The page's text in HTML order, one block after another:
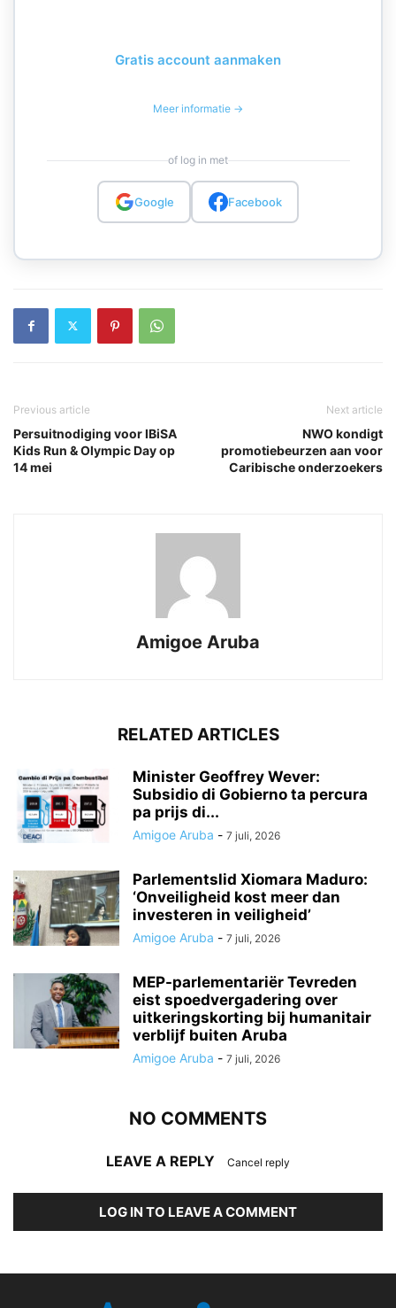
Gratis account aanmaken
Meer informatie →
of log in met
Google Facebook
Previous article
Persuitnodiging voor IBiSA
Kids Run & Olympic Day op
14 mei
Next article
NWO kondigt
promotiebeurzen aan voor
Caribische onderzoekers
Amigoe Aruba
RELATED ARTICLES
Minister Geoffrey Wever:
Subsidio di Gobierno ta percura
pa prijs di...
Amigoe Aruba - 7 juli, 2026
Parlementslid Xiomara Maduro:
‘Onveiligheid kost meer dan
investeren in veiligheid’
Amigoe Aruba - 7 juli, 2026
MEP-parlementariër Tevreden
eist spoedvergadering over
uitkeringskorting bij humanitair
verblijf buiten Aruba
Amigoe Aruba - 7 juli, 2026
NO COMMENTS
LEAVE A REPLY Cancel reply
LOG IN TO LEAVE A COMMENT